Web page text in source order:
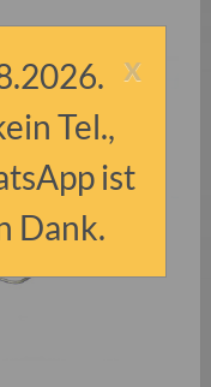
x
Tel.,
ist
Dank.